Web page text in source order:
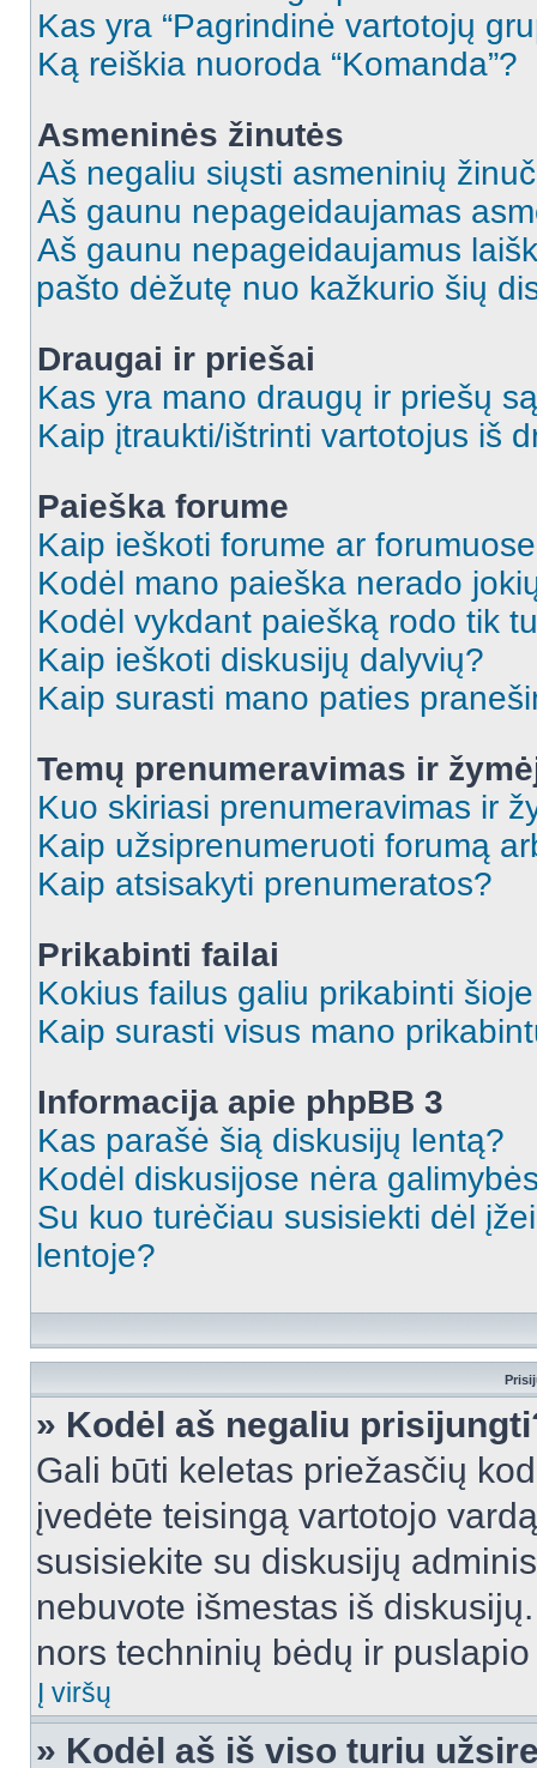
Kas yra “Pagrindinė vartotojų
Ką reiškia nuoroda “Komanda”?
Asmeninės žinutės
Aš negaliu siųsti asmeninių
Aš gaunu nepageidaujamas
Aš gaunu nepageidaujamus
pašto dėžutę nuo kažkurio šių
Draugai ir priešai
Kas yra mano draugų ir priešų
Kaip įtraukti/ištrinti vartotojus iš
Paieška forume
Kaip ieškoti forume ar
Kodėl mano paieška nerado
Kodėl vykdant paiešką rodo tik
Kaip ieškoti diskusijų dalyvių?
Kaip surasti mano paties
Temų prenumeravimas ir
Kuo skiriasi prenumeravimas ir
Kaip užsiprenumeruoti forumą
Kaip atsisakyti prenumeratos?
Prikabinti failai
Kokius failus galiu prikabinti
Kaip surasti visus mano
Informacija apie phpBB 3
Kas parašė šią diskusijų lentą?
Kodėl diskusijose nėra
Su kuo turėčiau susisiekti dėl
lentoje?
» Kodėl aš negaliu
Gali būti keletas priežasčių
įvedėte teisingą vartotojo
susisiekite su diskusijų
nebuvote išmestas iš
nors techninių bėdų ir
Į viršų
» Kodėl aš iš viso turiu